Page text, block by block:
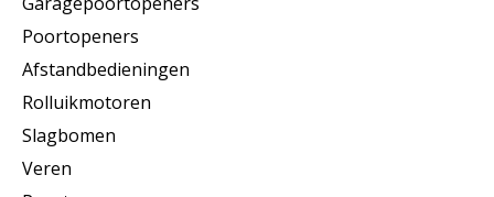
Poortopeners
Afstandbedieningen
Rolluikmotoren
Slagbomen
Veren